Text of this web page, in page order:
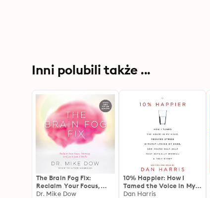
Inni polubili także ...
The Brain Fog Fix:
Reclaim Your Focus,
Memory, and Joy in Just
Dr. Mike Dow
10% Happier: How I
Tamed the Voice in My
Head, Reduced Stress
Dan Harris